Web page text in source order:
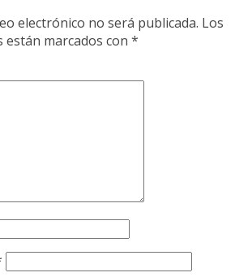
electrónico no será publicada. Los
marcados con *